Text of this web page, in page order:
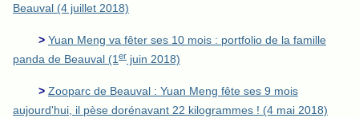
Beauval (4 juillet 2018)
> Yuan Meng va fêter ses 10 mois : portfolio de la famille
panda de Beauval (1 er juin 2018)
> Zooparc de Beauval : Yuan Meng fête ses 9 mois
aujourd'hui, il pèse dorénavant 22 kilogrammes ! (4 mai 2018)